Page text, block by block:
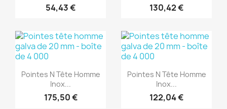
54,43 € 130,42 €
Aperçu rapide
Pointes N Tête Homme
Inox...
175,50 €
Aperçu rapide
Pointes N Tête Homme
Inox...
122,04 €